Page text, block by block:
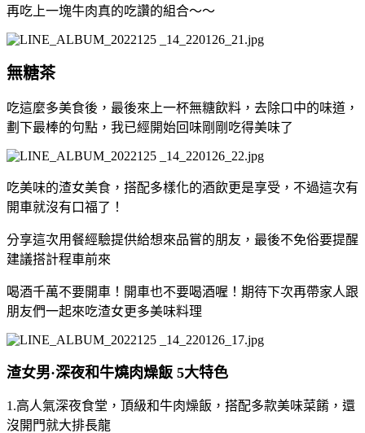
再吃上一塊牛肉真的吃讚的組合～～
無糖茶
吃這麼多美食後，最後來上一杯無糖飲料，去除口中的味道，
劃下最棒的句點，我已經開始回味剛剛吃得美味了
吃美味的渣女美食，搭配多樣化的酒飲更是享受，不過這次有
開車就沒有口福了！
分享這次用餐經驗提供給想來品嘗的朋友，最後不免俗要提醒
建議搭計程車前來
喝酒千萬不要開車！開車也不要喝酒喔！期待下次再帶家人跟
朋友們一起來吃渣女更多美味料理
渣女男·深夜和牛燒肉燥飯 5大特色
1.高人氣深夜食堂，頂級和牛肉燥飯，搭配多款美味菜餚，還
沒開門就大排長龍